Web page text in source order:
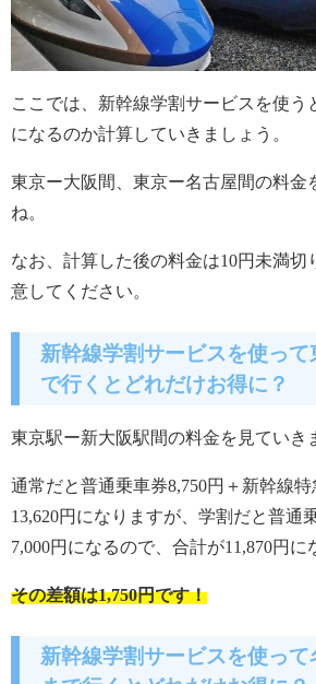
ここでは、新幹線学割サービスを使う
になるのか計算していきましょう。
東京ー大阪間、東京ー名古屋間の料金
ね。
なお、計算した後の料金は10円未満切
意してください。
新幹線学割サービスを使って
で行くとどれだけお得に？
東京駅ー新大阪駅間の料金を見ていき
通常だと普通乗車券8,750円＋新幹線
13,620円になりますが、学割だと普通
7,000円になるので、合計が11,870円に
その差額は1,750円です！
新幹線学割サービスを使って